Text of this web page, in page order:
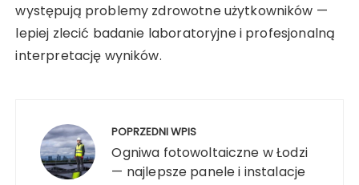
występują problemy zdrowotne użytkowników —
lepiej zlecić badanie laboratoryjne i profesjonalną
interpretację wyników.
wpisu POPRZEDNI WPIS
Ogniwa fotowoltaiczne w Łodzi
— najlepsze panele i instalacje